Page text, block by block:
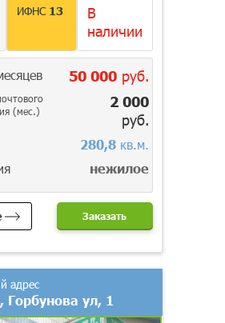
ИФНС 13
В
наличии
50 000руб.
(мес.)
2 000
руб.
280,8кв.м.
нежилое
Заказать
адрес
Горбунова ул, 1